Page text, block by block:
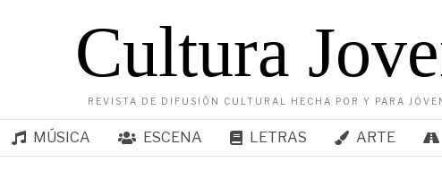
Cultura
REVISTA DE DIFUSIÓN CULTURAL HECHA POR Y PARA
MÚSICA ESCENA LETRAS ARTE